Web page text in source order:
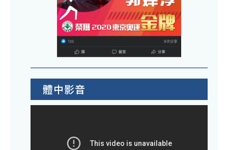
體中影音